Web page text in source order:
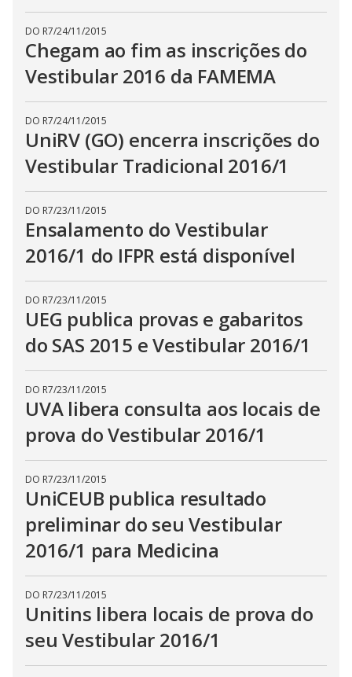
DO R7/24/11/2015
Chegam ao fim as inscrições do
Vestibular 2016 da FAMEMA
DO R7/24/11/2015
UniRV (GO) encerra inscrições do
Vestibular Tradicional 2016/1
DO R7/23/11/2015
Ensalamento do Vestibular
2016/1 do IFPR está disponível
DO R7/23/11/2015
UEG publica provas e gabaritos
do SAS 2015 e Vestibular 2016/1
DO R7/23/11/2015
UVA libera consulta aos locais de
prova do Vestibular 2016/1
DO R7/23/11/2015
UniCEUB publica resultado
preliminar do seu Vestibular
2016/1 para Medicina
DO R7/23/11/2015
Unitins libera locais de prova do
seu Vestibular 2016/1